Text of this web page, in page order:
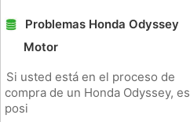
Problemas Honda Odyssey
Motor
Si usted está en el proceso de
compra de un Honda Odyssey, es
posi